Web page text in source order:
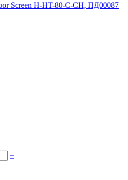
Screen H-HT-80-C-CH, ПД00087
+